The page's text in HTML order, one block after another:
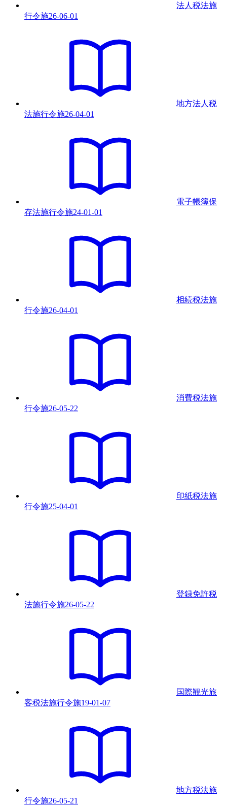
法人税法施
行令施26-06-01
地方法人税
法施行令施26-04-01
電子帳簿保
存法施行令施24-01-01
相続税法施
行令施26-04-01
消費税法施
行令施26-05-22
印紙税法施
行令施25-04-01
登録免許税
法施行令施26-05-22
国際観光旅
客税法施行令施19-01-07
地方税法施
行令施26-05-21